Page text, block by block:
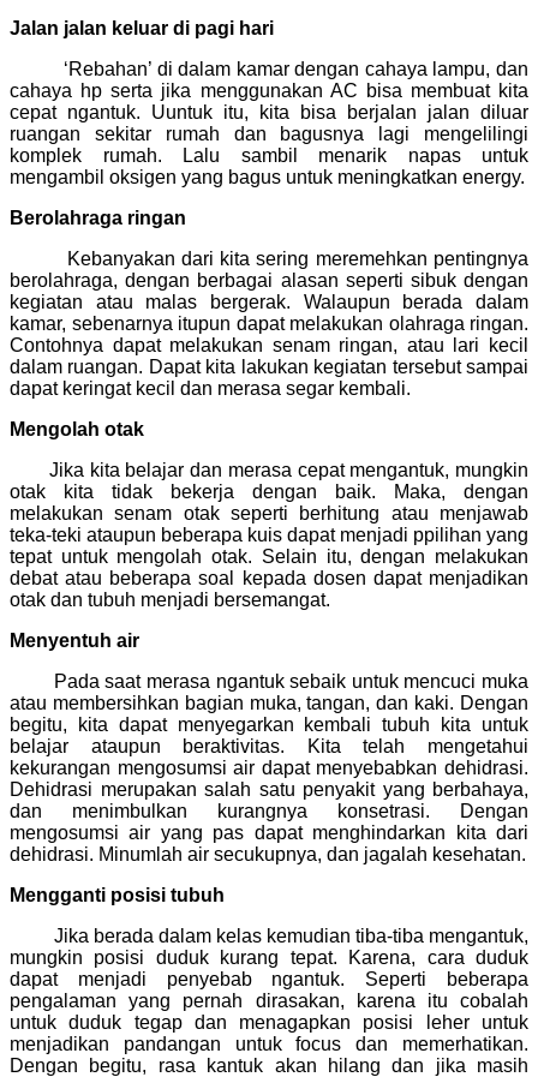
Jalan jalan keluar di pagi hari
‘Rebahan’ di dalam kamar dengan cahaya lampu, dan
cahaya hp serta jika menggunakan AC bisa membuat kita
cepat ngantuk. Uuntuk itu, kita bisa berjalan jalan diluar
ruangan sekitar rumah dan bagusnya lagi mengelilingi
komplek rumah. Lalu sambil menarik napas untuk
mengambil oksigen yang bagus untuk meningkatkan energy.
Berolahraga ringan
Kebanyakan dari kita sering meremehkan pentingnya
berolahraga, dengan berbagai alasan seperti sibuk dengan
kegiatan atau malas bergerak. Walaupun berada dalam
kamar, sebenarnya itupun dapat melakukan olahraga ringan.
Contohnya dapat melakukan senam ringan, atau lari kecil
dalam ruangan. Dapat kita lakukan kegiatan tersebut sampai
dapat keringat kecil dan merasa segar kembali.
Mengolah otak
Jika kita belajar dan merasa cepat mengantuk, mungkin
otak kita tidak bekerja dengan baik. Maka, dengan
melakukan senam otak seperti berhitung atau menjawab
teka-teki ataupun beberapa kuis dapat menjadi ppilihan yang
tepat untuk mengolah otak. Selain itu, dengan melakukan
debat atau beberapa soal kepada dosen dapat menjadikan
otak dan tubuh menjadi bersemangat.
Menyentuh air
Pada saat merasa ngantuk sebaik untuk mencuci muka
atau membersihkan bagian muka, tangan, dan kaki. Dengan
begitu, kita dapat menyegarkan kembali tubuh kita untuk
belajar ataupun beraktivitas. Kita telah mengetahui
kekurangan mengosumsi air dapat menyebabkan dehidrasi.
Dehidrasi merupakan salah satu penyakit yang berbahaya,
dan menimbulkan kurangnya konsetrasi. Dengan
mengosumsi air yang pas dapat menghindarkan kita dari
dehidrasi. Minumlah air secukupnya, dan jagalah kesehatan.
Mengganti posisi tubuh
Jika berada dalam kelas kemudian tiba-tiba mengantuk,
mungkin posisi duduk kurang tepat. Karena, cara duduk
dapat menjadi penyebab ngantuk. Seperti beberapa
pengalaman yang pernah dirasakan, karena itu cobalah
untuk duduk tegap dan menagapkan posisi leher untuk
menjadikan pandangan untuk focus dan memerhatikan.
Dengan begitu, rasa kantuk akan hilang dan jika masih